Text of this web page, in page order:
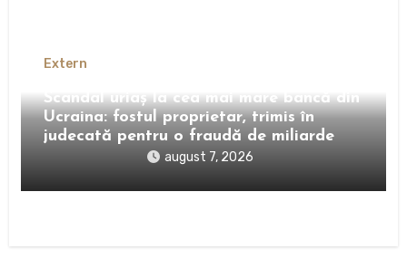
Extern
Scandal uriaș la cea mai mare bancă din
Ucraina: fostul proprietar, trimis în
judecată pentru o fraudă de miliarde
august 7, 2026